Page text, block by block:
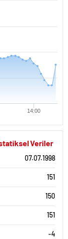
14:00
Veriler
07.07.1998
151
150
151
-4